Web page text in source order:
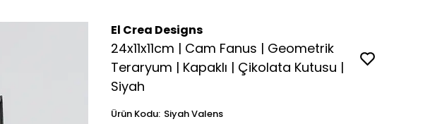
El Crea Designs
24x11x11cm | Cam Fanus | Geometrik
Teraryum | Kapaklı | Çikolata Kutusu |
Siyah
Ürün Kodu: Siyah Valens